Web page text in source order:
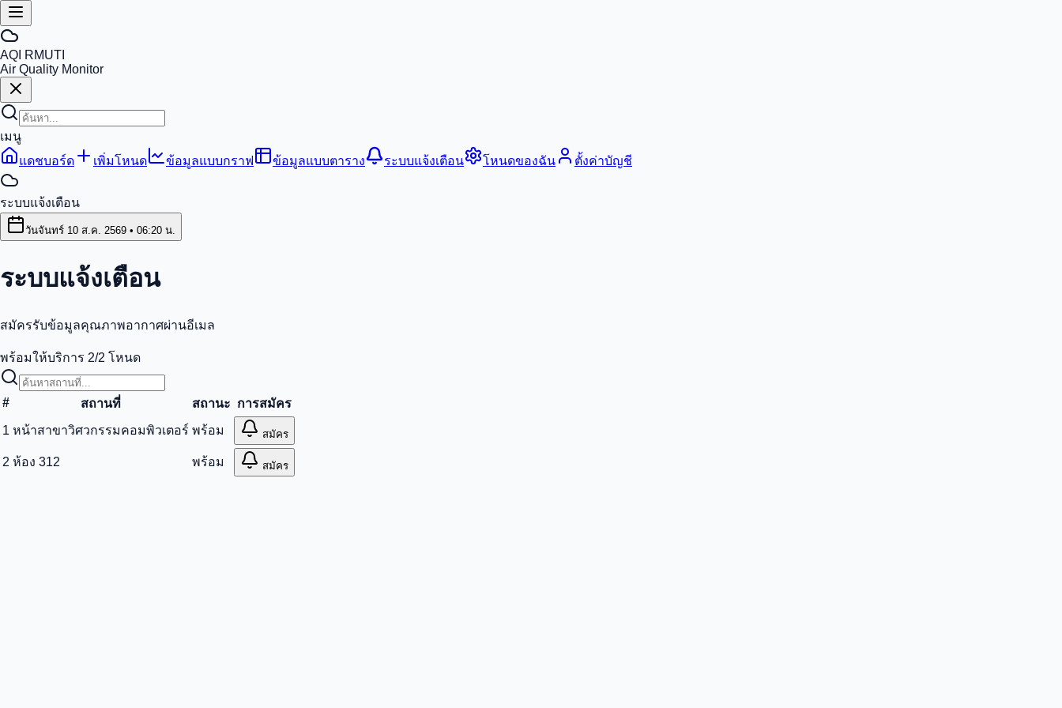
AQI RMUTI
Air Quality Monitor
เมนู
แดชบอร์ด
เพิ่มโหนด ข้อมูลแบบกราฟ ข้อมูลแบบตาราง ระบบแจ้งเตือน โหนดของฉัน ตั้งค่าบัญชี
ระบบแจ้งเตือน
วันจันทร์ 10 ส.ค. 2569 • 06:20 น.
ระบบแจ้งเตือน
สมัครรับข้อมูลคุณภาพอากาศผ่านอีเมล
พร้อมให้บริการ 2/2 โหนด
# สถานที่ สถานะ การสมัคร
1 หน้าสาขาวิศวกรรมคอมพิวเตอร์ พร้อม สมัคร
2 ห้อง 312 พร้อม สมัคร